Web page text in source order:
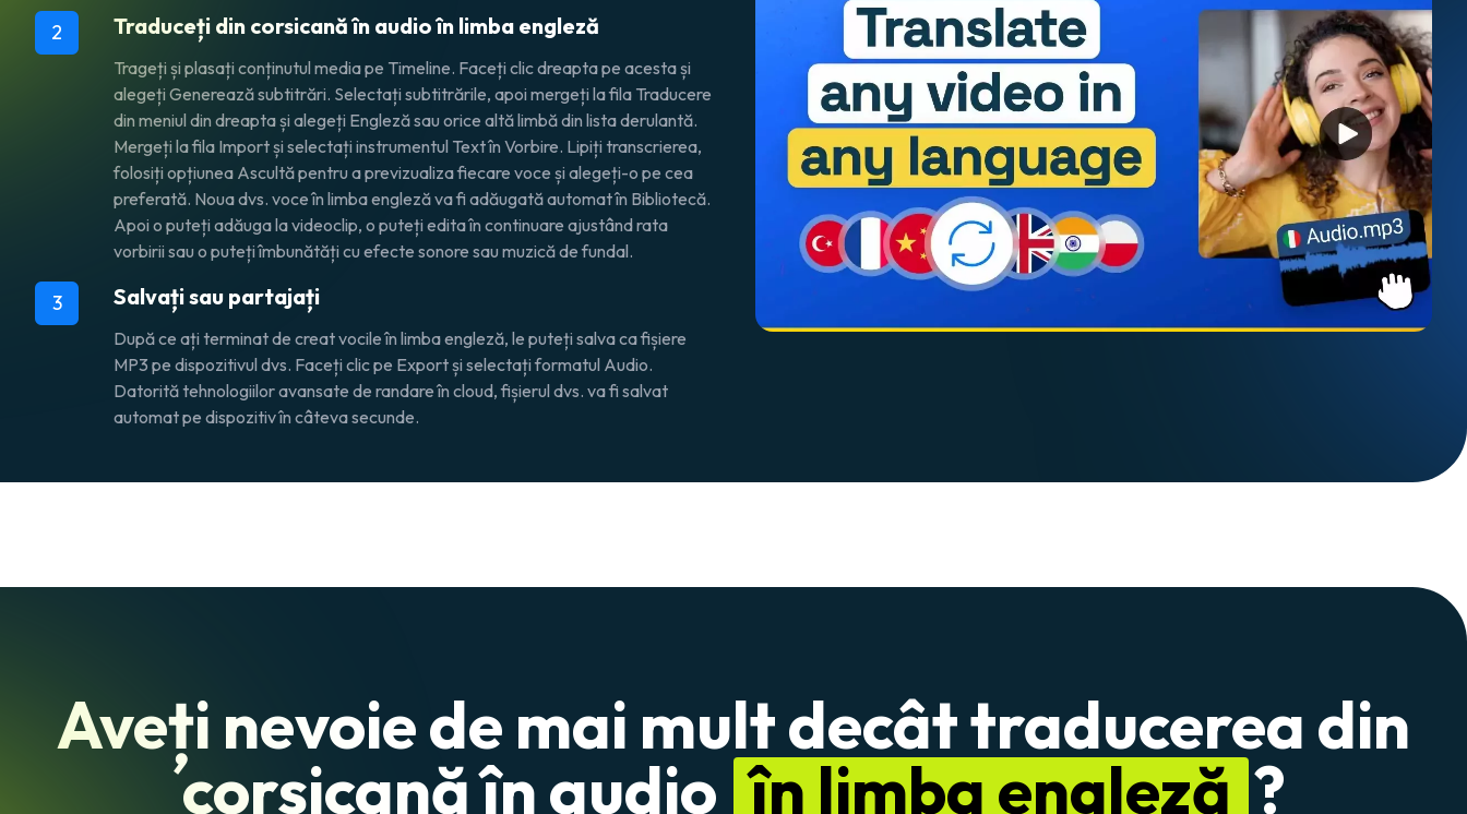
2 Traduceți din corsicană în audio în limba engleză
Trageți și plasați conținutul media pe Timeline. Faceți clic dreapta pe acesta și
alegeți Generează subtitrări. Selectați subtitrările, apoi mergeți la fila Traducere
din meniul din dreapta și alegeți Englezăsau orice altă limbă din lista derulantă.
Mergeți la fila Importși selectați instrumentul Text în Vorbire. Lipiți transcrierea,
folosiți opțiunea Ascultăpentru a previzualiza fiecare voce și alegeți-o pe cea
preferată. Noua dvs. voce în limba engleză va fi adăugată automat în Bibliotecă.
Apoi o puteți adăuga la videoclip, o puteți edita în continuare ajustând rata
vorbirii sau o puteți îmbunătăți cu efecte sonore sau muzică de fundal.
3 Salvați sau partajați
După ce ați terminat de creat vocile în limba engleză, le puteți salva ca fișiere
MP3 pe dispozitivul dvs. Faceți clic pe Exportși selectați formatul Audio.
Datorită tehnologiilor avansate de randare în cloud, fișierul dvs. va fi salvat
automat pe dispozitiv în câteva secunde.
Aveți nevoie de mai mult decât traducerea din
corsicană în audio în limba engleză ?